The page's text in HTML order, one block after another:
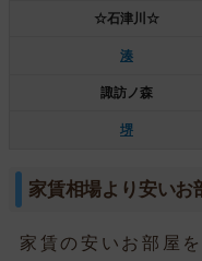
☆石津川☆
湊
諏訪ノ森
堺
家賃相場より安いお
家賃の安いお部屋